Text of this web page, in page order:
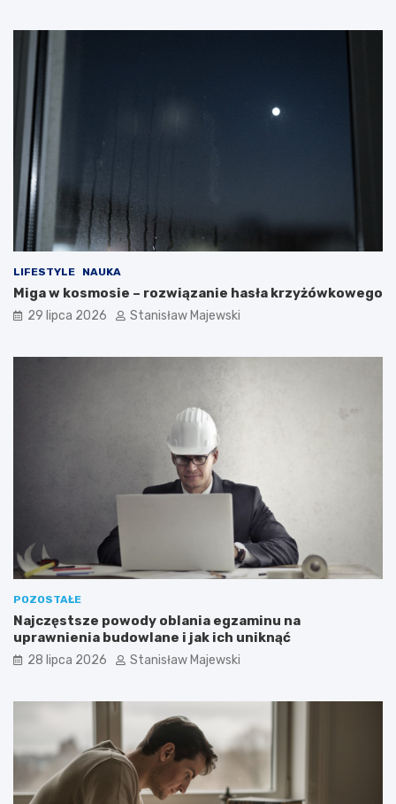
LIFESTYLE NAUKA
Miga w kosmosie – rozwiązanie hasła krzyżówkowego
29 lipca 2026 Stanisław Majewski
POZOSTAŁE
Najczęstsze powody oblania egzaminu na
uprawnienia budowlane i jak ich uniknąć
28 lipca 2026 Stanisław Majewski